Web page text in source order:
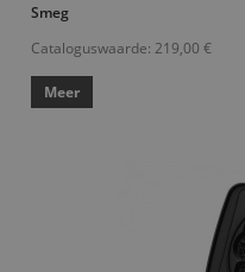
Smeg
Cataloguswaarde: 219,00 €
Meer